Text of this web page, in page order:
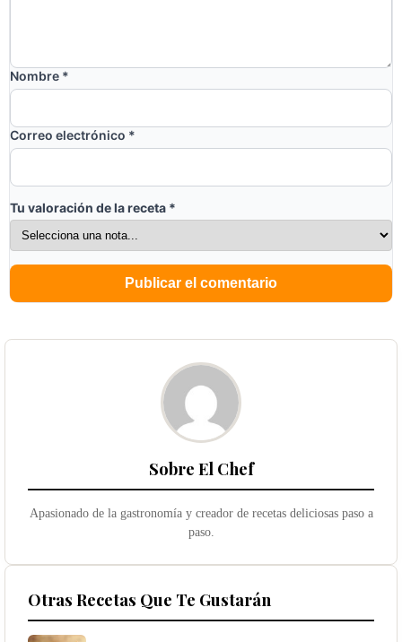
Nombre *
Correo electrónico *
Tu valoración de la receta *
Sobre El Chef
Apasionado de la gastronomía y creador de recetas deliciosas paso a
paso.
Otras Recetas Que Te Gustarán